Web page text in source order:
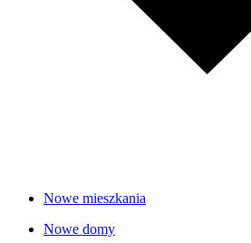
Nowe mieszkania
Nowe domy